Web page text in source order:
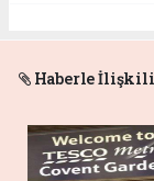
Haberle İlişkili